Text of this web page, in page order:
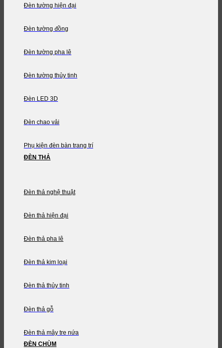
Đèn tường hiện đại
Đèn tường đồng
Đèn tường pha lê
Đèn tường thủy tinh
Đèn LED 3D
Đèn chao vải
Phụ kiện đèn bàn trang trí
ĐÈN THẢ
Đèn thả nghệ thuật
Đèn thả hiện đại
Đèn thả pha lê
Đèn thả kim loại
Đèn thả thủy tinh
Đèn thả gỗ
Đèn thả mây tre nứa
ĐÈN CHÙM